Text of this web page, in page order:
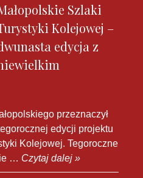
Szlaki
Kolejowej –
edycja z
przeznaczył
edycji projektu
Kolejowej. Tegoroczne
… Czytaj dalej »